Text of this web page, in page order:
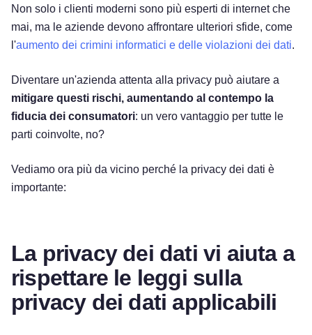
Non solo i clienti moderni sono più esperti di internet che
mai, ma le aziende devono affrontare ulteriori sfide, come
l'aumento dei crimini informatici e delle violazioni dei dati.
Diventare un'azienda attenta alla privacy può aiutare a
mitigare questi rischi, aumentando al contempo la
fiducia dei consumatori: un vero vantaggio per tutte le
parti coinvolte, no?
Vediamo ora più da vicino perché la privacy dei dati è
importante:
La privacy dei dati vi aiuta a
rispettare le leggi sulla
privacy dei dati applicabili